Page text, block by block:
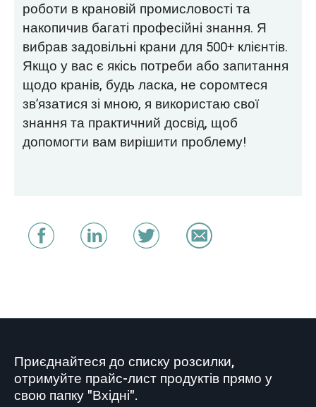
роботи в крановій промисловості та
накопичив багаті професійні знання. Я
вибрав задовільні крани для 500+ клієнтів.
Якщо у вас є якісь потреби або запитання
щодо кранів, будь ласка, не соромтеся
зв’язатися зі мною, я використаю свої
знання та практичний досвід, щоб
допомогти вам вирішити проблему!
Приєднайтеся до списку розсилки,
отримуйте прайс-лист продуктів прямо у
свою папку "Вхідні".